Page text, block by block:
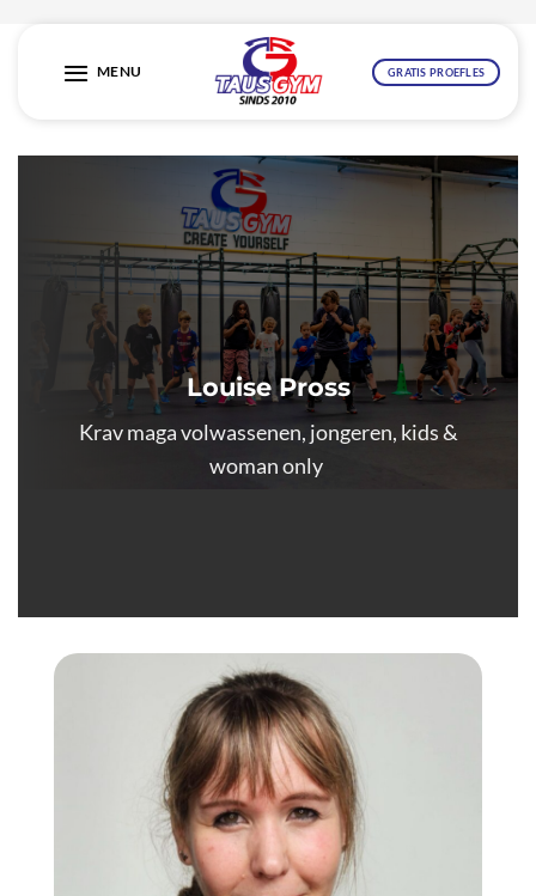
MENU GRATIS PROEFLES
Louise Pross
Krav maga volwassenen, jongeren, kids &
woman only